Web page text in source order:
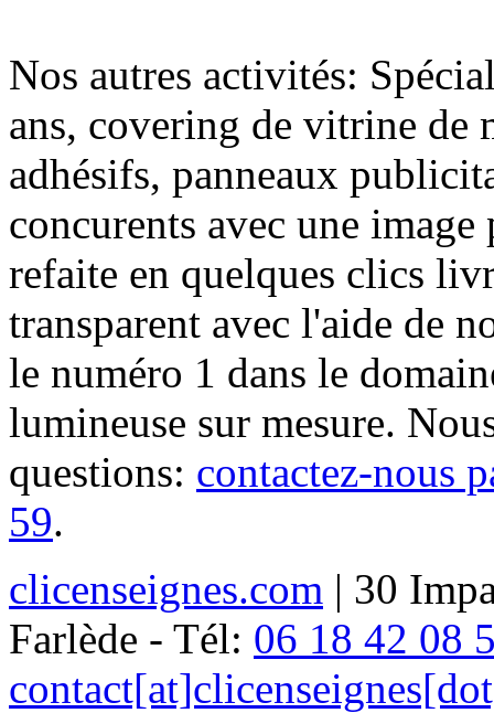
Nos autres activités:
ans, covering de vitrine de
adhésifs, panneaux
concurents avec une
refaite en quelques clics
transparent avec l'aide de
le numéro 1 dans le
lumineuse sur mesure.
questions: contactez-nous
59.
clicenseignes.com | 30
Farlède - Tél: 06 18 42 08